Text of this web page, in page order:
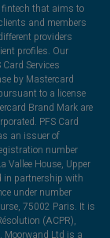
fintech that aims to
and members
providers
profiles. Our
Services
by Mastercard
to a license
Brand Mark are
PFS Card
an issuer of
number
Vallee House, Upper
in partnership with
under number
75002 Paris. It is
(ACPR),
Moorwand Ltd is a